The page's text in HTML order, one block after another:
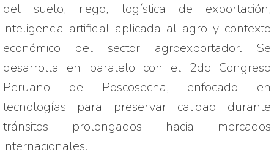
del suelo, riego, logística de exportación,
inteligencia artificial aplicada al agro y contexto
económico del sector agroexportador. Se
desarrolla en paralelo con el 2do Congreso
Peruano de Poscosecha, enfocado en
tecnologías para preservar calidad durante
tránsitos prolongados hacia mercados
internacionales.